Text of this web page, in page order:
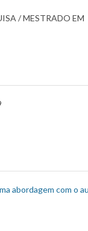
/ MESTRADO EM
abordagem com o